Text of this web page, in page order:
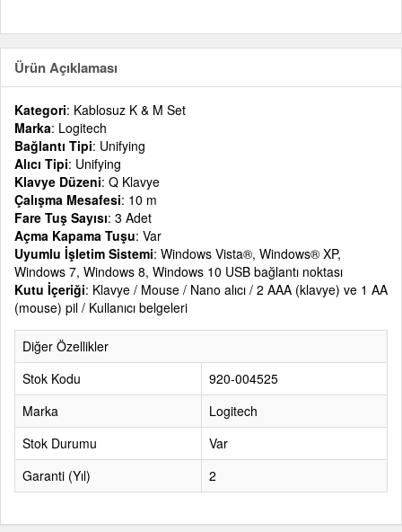
Ürün Açıklaması
Kategori: Kablosuz K & M Set
Marka: Logitech
Bağlantı Tipi: Unifying
Alıcı Tipi: Unifying
Klavye Düzeni: Q Klavye
Çalışma Mesafesi: 10 m
Fare Tuş Sayısı: 3 Adet
Açma Kapama Tuşu: Var
Uyumlu İşletim Sistemi: Windows Vista®, Windows® XP,
Windows 7, Windows 8, Windows 10 USB bağlantı noktası
Kutu İçeriği: Klavye / Mouse / Nano alıcı / 2 AAA (klavye) ve 1 AA
(mouse) pil / Kullanıcı belgeleri
Diğer Özellikler
Stok Kodu
920-004525
Marka
Logitech
Stok Durumu
Var
Garanti (Yıl)
2